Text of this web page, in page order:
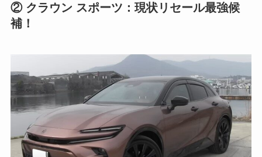
② クラウン スポーツ：現状リセール最強候
補！